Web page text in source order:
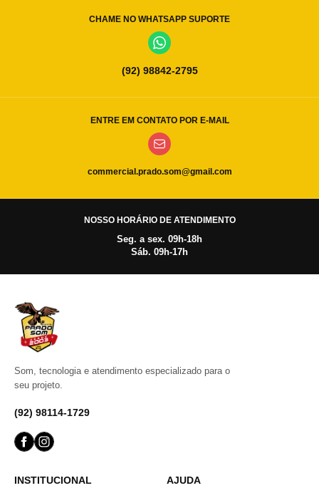
CHAME NO WHATSAPP SUPORTE
(92) 98842-2795
ENTRE EM CONTATO POR E-MAIL
commercial.prado.som@gmail.com
NOSSO HORÁRIO DE ATENDIMENTO
Seg. a sex. 09h-18h
Sáb. 09h-17h
Som, tecnologia e atendimento especializado para o
seu projeto.
(92) 98114-1729
INSTITUCIONAL AJUDA